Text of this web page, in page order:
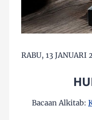
RABU, 13 JANUARI
Bacaan Alkitab: